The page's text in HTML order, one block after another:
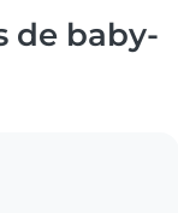
de baby-